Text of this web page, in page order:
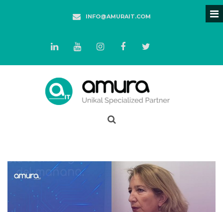
INFO@AMURAIT.COM